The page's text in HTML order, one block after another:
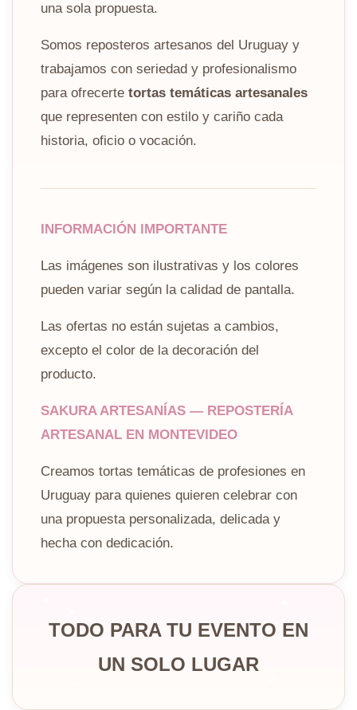
una sola propuesta.
Somos reposteros artesanos del Uruguay y
trabajamos con seriedad y profesionalismo
para ofrecerte tortas temáticas artesanales
que representen con estilo y cariño cada
historia, oficio o vocación.
INFORMACIÓN IMPORTANTE
Las imágenes son ilustrativas y los colores
pueden variar según la calidad de pantalla.
Las ofertas no están sujetas a cambios,
excepto el color de la decoración del
producto.
SAKURA ARTESANÍAS — REPOSTERÍA
ARTESANAL EN MONTEVIDEO
Creamos tortas temáticas de profesiones en
Uruguay para quienes quieren celebrar con
una propuesta personalizada, delicada y
hecha con dedicación.
TODO PARA TU EVENTO EN
UN SOLO LUGAR